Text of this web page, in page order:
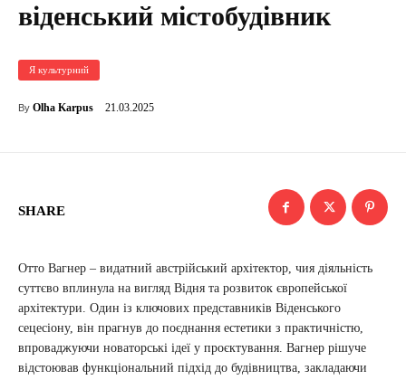
віденський містобудівник
Я культурний
By Olha Karpus 21.03.2025
SHARE
Отто Вагнер – видатний австрійський архітектор, чия діяльність
суттєво вплинула на вигляд Відня та розвиток європейської
архітектури. Один із ключових представників Віденського
сецесіону, він прагнув до поєднання естетики з практичністю,
впроваджуючи новаторські ідеї у проєктування. Вагнер рішуче
відстоював функціональний підхід до будівництва, закладаючи